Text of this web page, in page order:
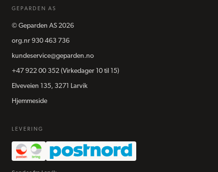
GEPARDEN AS
© Geparden AS 2026
org.nr 930 463 736
kundeservice@geparden.no
+47 922 00 352 (Virkedager 10 til 15)
Elveveien 135, 3271 Larvik
Hjemmeside
LEVERING